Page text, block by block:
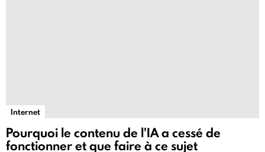
Internet
Pourquoi le contenu de l'IA a cessé de
fonctionner et que faire à ce sujet